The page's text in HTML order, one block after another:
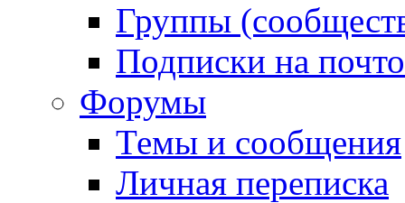
Группы
Подписки на
Форумы
Темы и сообщения
Личная переписка